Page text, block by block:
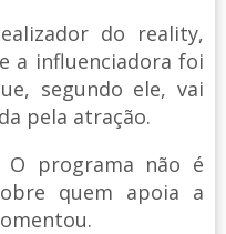
do reality,
a influenciadora foi
segundo ele, vai
pela atração.
O programa não é
quem apoia a